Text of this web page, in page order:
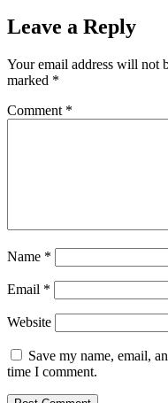
Leave a Reply
Your email address will not
marked *
Comment *
Name *
Email *
Website
Save my name, email,
time I comment.